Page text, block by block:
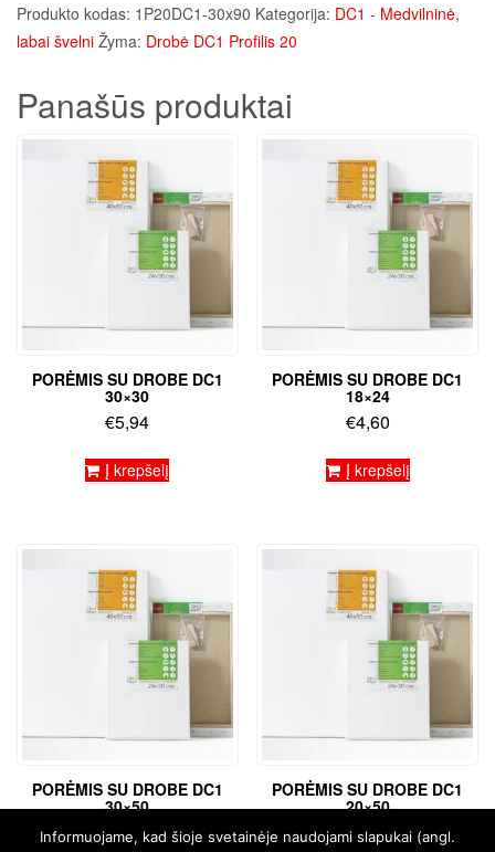
Produkto kodas: 1P20DC1-30x90 Kategorija: DC1 - Medvilninė,
labai švelni Žyma: Drobė DC1 Profilis 20
Panašūs produktai
PORĖMIS SU DROBE DC1
30×30
€5,94
Į krepšelį
PORĖMIS SU DROBE DC1
18×24
€4,60
Į krepšelį
PORĖMIS SU DROBE DC1
30×50
€7,90
PORĖMIS SU DROBE DC1
20×50
€ 6,54
Informuojame, kad šioje svetainėje naudojami slapukai (angl.